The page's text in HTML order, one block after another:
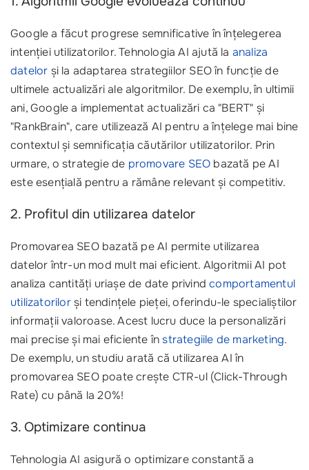
Google a făcut progrese semnificative în înțelegerea
intenției utilizatorilor. Tehnologia AI ajută la analiza
datelor și la adaptarea strategiilor SEO în funcție de
ultimele actualizări ale algoritmilor. De exemplu, în ultimii
ani, Google a implementat actualizări ca "BERT" și
"RankBrain", care utilizează AI pentru a înțelege mai bine
contextul și semnificația căutărilor utilizatorilor. Prin
urmare, o strategie de promovare SEO bazată pe AI
este esențială pentru a rămâne relevant și competitiv.
2. Profitul din utilizarea datelor
Promovarea SEO bazată pe AI permite utilizarea
datelor într-un mod mult mai eficient. Algoritmii AI pot
analiza cantități uriașe de date privindcomportamentul
utilizatorilorși tendințele pieței, oferindu-le specialiștilor
informații valoroase. Acest lucru duce la personalizări
mai precise și mai eficiente înstrategiile de marketing.
De exemplu, un studiu arată că utilizarea AI în
promovarea SEO poate crește CTR-ul (Click-Through
Rate) cu până la 20%!
3. Optimizare continua
Tehnologia AI asigură o optimizare constantă a